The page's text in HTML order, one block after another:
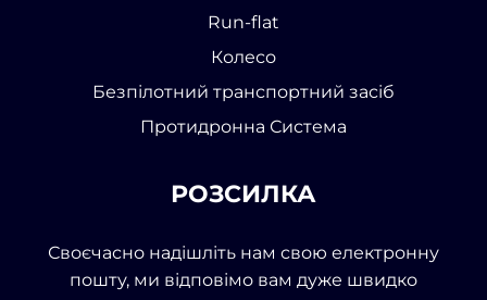
Run-flat
Колесо
Безпілотний транспортний засіб
Протидронна Система
РОЗСИЛКА
Своєчасно надішліть нам свою електронну
пошту, ми відповімо вам дуже швидко